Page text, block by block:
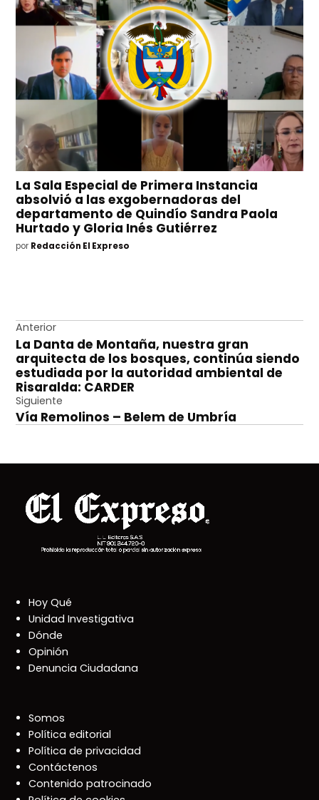
La Sala Especial de Primera Instancia
absolvió a las exgobernadoras del
departamento de Quindío Sandra Paola
Hurtado y Gloria Inés Gutiérrez
por Redacción El Expreso
Navegación
de
entradas
Anterior
La Danta de Montaña, nuestra gran
arquitecta de los bosques, continúa siendo
estudiada por la autoridad ambiental de
Risaralda: CARDER
Siguiente
Vía Remolinos – Belem de Umbría
Hoy Qué
Unidad Investigativa
Dónde
Opinión
Denuncia Ciudadana
Somos
Política editorial
Política de privacidad
Contáctenos
Contenido patrocinado